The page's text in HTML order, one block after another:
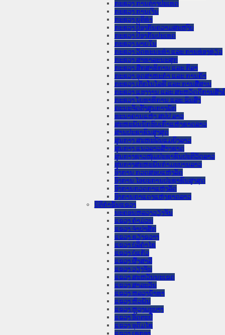
ກະຊວງ ການຕ່າງປະເທດ
ກະຊວງ ການເງິນ
ກະຊວງ ຍຸຕິທໍາ
ກະຊວງ ປ້ອງກັນຄວາມສະຫງົບ
ກະຊວງ ປ້ອງກັນປະເທດ
ກະຊວງ ພາຍໃນ
ກະຊວງ ວັດທະນະທຳ ແລະ ການທ່ອງທ່ຽວ
ກະຊວງ ສາທາລະນະສຸກ
ກະຊວງ ສຶກສາທິການ ແລະ ກິລາ
ກະຊວງ ອຸດສາຫະກຳ ແລະ ການຄ້າ
ກະຊວງ ເຕັກໂນໂລຊີ ແລະ ການສື່ສານ
ກະຊວງ ແຮງງານ ແລະ ສະຫວັດດີການສັງ
ກະຊວງ ໂຍທາທິການ ແລະ ຂົນສົ່ງ
ຄະນະຈັດຕັ້ງສູນກາງພັກ
ທະນາຄານແຫ່ງ ສປປ ລາວ
ສະຫະພັນນັກຮົບເກົ່າແຫ່ງຊາດລາວ
ສານປະຊາຊົນສູງສຸດ
ສູນກາງ ສະຫະພັນແມ່ຍິງລາວ
ສູນກາງ ແນວລາວສ້າງຊາດ
ສູນກາງຊາວໜຸ່ມປະຊາຊົນປະຕິວັດລາວ
ສູນກາງສະຫະພັນກຳມະບານລາວ
ອົງການ ກວດສອບແຫ່ງລັດ
ອົງການ ໄອຍະການປະຊາຊົນສູງສຸດ
ອົງການກວດກາແຫ່ງລັດ
ອົງການກາແດງແຫ່ງຊາດລາວ
ນິຕິກໍາຂັ້ນແຂວງ
ນະ​ຄອນ​ຫລວງວຽງຈັນ
ແຂວງ ຄໍາມ່ວນ
ແຂວງ ຈໍາປາສັກ
ແຂວງ ຊຽງຂວາງ
ແຂວງ ບໍລິຄໍາໄຊ
ແຂວງ ບໍ່ແກ້ວ
ແຂວງ ຜົ້ງສາລີ
ແຂວງ ວຽງຈັນ
ແຂວງ ສະຫວັນນະເຂດ
ແຂວງ ສາລະວັນ
ແຂວງ ຫລວງນໍ້າທາ
ແຂວງ ຫົວພັນ
ແຂວງ ຫຼວງພະບາງ
ແຂວງ ອັດຕະປື
ແຂວງ ອຸດົມໄຊ
ແຂວງ ເຊກອງ